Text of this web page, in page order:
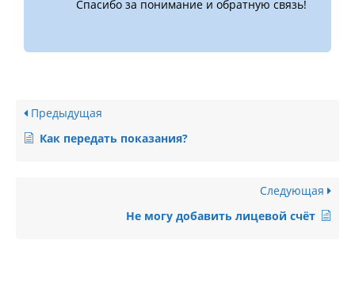
Спасибо за понимание и обратную связь!
Предыдущая
Как передать показания?
Следующая
Не могу добавить лицевой счёт